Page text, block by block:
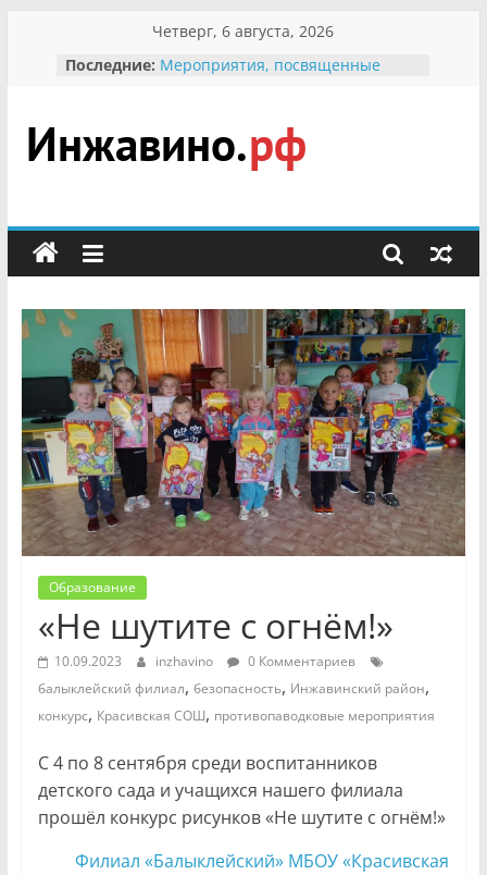
содержимому
Четверг, 6 августа, 2026
Последние: Мероприятия, посвященные
гражданин Инжавинского округа»
участнице Великой
Отечественной, фронтовичке
Безопасность в сети Интернет
мероприятии «Сохраним
первоцветы!»
В вольере Воронинского
заповедника родились крапчатые
суслики
Инжавино.рф
сельский
портал
Образование
«Не шутите с огнём!»
10.09.2023 inzhavino
0 Комментариев
балыклейский филиал, безопасность, Инжавинский район,
конкурс, Красивская СОШ, противопаводковые мероприятия
С 4 по 8 сентября среди воспитанников
детского сада и учащихся нашего филиала
прошёл конкурс рисунков «Не шутите с огнём!»
Филиал «Балыклейский» МБОУ «Красивская